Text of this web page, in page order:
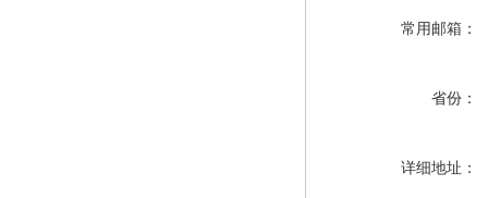
常用邮箱：
省份：
详细地址：